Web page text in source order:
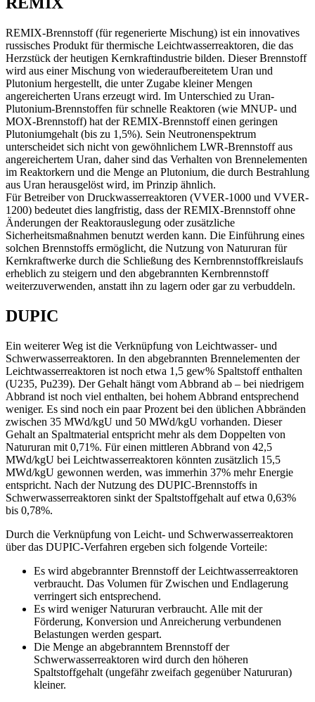
REMIX-Brennstoff (für regenerierte Mischung) ist ein innovatives
russisches Produkt für thermische Leichtwasserreaktoren, die das
Herzstück der heutigen Kernkraftindustrie bilden. Dieser Brennstoff
wird aus einer Mischung von wiederaufbereitetem Uran und
Plutonium hergestellt, die unter Zugabe kleiner Mengen
angereicherten Urans erzeugt wird. Im Unterschied zu Uran-
Plutonium-Brennstoffen für schnelle Reaktoren (wie MNUP- und
MOX-Brennstoff) hat der REMIX-Brennstoff einen geringen
Plutoniumgehalt (bis zu 1,5%). Sein Neutronenspektrum
unterscheidet sich nicht von gewöhnlichem LWR-Brennstoff aus
angereichertem Uran, daher sind das Verhalten von Brennelementen
im Reaktorkern und die Menge an Plutonium, die durch Bestrahlung
aus Uran herausgelöst wird, im Prinzip ähnlich.
Für Betreiber von Druckwasserreaktoren (VVER-1000 und VVER-
1200) bedeutet dies langfristig, dass der REMIX-Brennstoff ohne
Änderungen der Reaktorauslegung oder zusätzliche
Sicherheitsmaßnahmen benutzt werden kann. Die Einführung eines
solchen Brennstoffs ermöglicht, die Nutzung von Natururan für
Kernkraftwerke durch die Schließung des Kernbrennstoffkreislaufs
erheblich zu steigern und den abgebrannten Kernbrennstoff
weiterzuverwenden, anstatt ihn zu lagern oder gar zu verbuddeln.
DUPIC
Ein weiterer Weg ist die Verknüpfung von Leichtwasser- und
Schwerwasserreaktoren. In den abgebrannten Brennelementen der
Leichtwasserreaktoren ist noch etwa 1,5 gew% Spaltstoff enthalten
(U235, Pu239). Der Gehalt hängt vom Abbrand ab – bei niedrigem
Abbrand ist noch viel enthalten, bei hohem Abbrand entsprechend
weniger. Es sind noch ein paar Prozent bei den üblichen Abbränden
zwischen 35 MWd/kgU und 50 MWd/kgU vorhanden. Dieser
Gehalt an Spaltmaterial entspricht mehr als dem Doppelten von
Natururan mit 0,71%. Für einen mittleren Abbrand von 42,5
MWd/kgU bei Leichtwasserreaktoren könnten zusätzlich 15,5
MWd/kgU gewonnen werden, was immerhin 37% mehr Energie
entspricht. Nach der Nutzung des DUPIC-Brennstoffs in
Schwerwasserreaktoren sinkt der Spaltstoffgehalt auf etwa 0,63%
bis 0,78%.
Durch die Verknüpfung von Leicht- und Schwerwasserreaktoren
über das DUPIC-Verfahren ergeben sich folgende Vorteile:
Es wird abgebrannter Brennstoff der Leichtwasserreaktoren
verbraucht. Das Volumen für Zwischen und Endlagerung
verringert sich entsprechend.
Es wird weniger Natururan verbraucht. Alle mit der
Förderung, Konversion und Anreicherung verbundenen
Belastungen werden gespart.
Die Menge an abgebranntem Brennstoff der
Schwerwasserreaktoren wird durch den höheren
Spaltstoffgehalt (ungefähr zweifach gegenüber Natururan)
kleiner.